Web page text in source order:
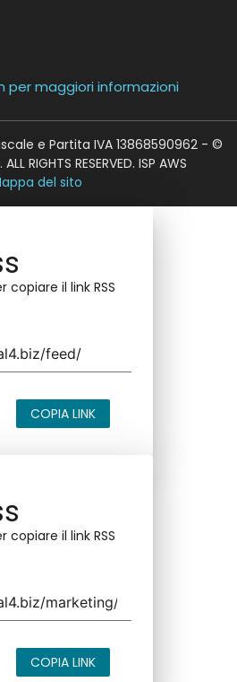
maggiori informazioni
e Partita IVA 13868590962 - ©
RIGHTS RESERVED. ISP AWS
del sito
il link RSS
COPIA LINK
il link RSS
COPIA LINK